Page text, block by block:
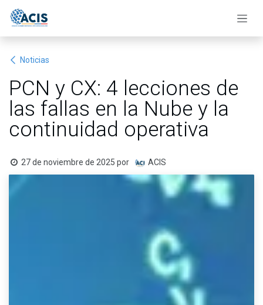
Noticias
PCN y CX: 4 lecciones de
las fallas en la Nube y la
continuidad operativa
27 de noviembre de 2025 por ACIS